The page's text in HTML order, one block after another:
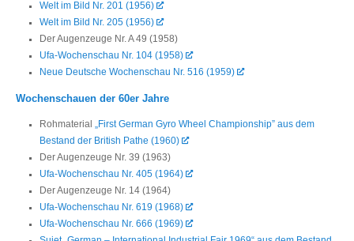
Welt im Bild Nr. 201 (1956)
Welt im Bild Nr. 205 (1956)
Der Augenzeuge Nr. A 49 (1958)
Ufa-Wochenschau Nr. 104 (1958)
Neue Deutsche Wochenschau Nr. 516 (1959)
Wochenschauen der 60er Jahre
Rohmaterial
„First German Gyro Wheel Championship” aus dem
Bestand der British Pathe (1960)
Der Augenzeuge Nr. 39 (1963)
Ufa-Wochenschau Nr. 405 (1964)
Der Augenzeuge Nr. 14 (1964)
Ufa-Wochenschau Nr. 619 (1968)
Ufa-Wochenschau Nr. 666 (1969)